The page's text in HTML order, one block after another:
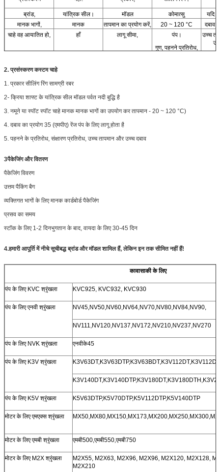
ब्रांड, यांत्रिक सील। मॉडल कोमात्सु
यदि
मानक भागों,
मानक तापमान का प्रयोग करें, 20 ~ 120 °C
दबाव
चाहे वह आयातित हो,
हाँ लागू सीमा,
पंप।
गुण, पहनने प्रतिरोध,
उच्च
2. प्रसंस्करण कस्टम चाहे
1. प्रकार सीलिंग रिंग सामग्री रबर
2- क्रिया शाफ्ट के यांत्रिक सील मॉडल पर्वत नदी बुद्धि है
3. नमूने या स्पॉट स्पॉट चाहे मानक मानक भागों का उपयोग कर तापमान - 20 ~ 120 °C)
4. दबाव का प्रयोग 35 (एमपीए) रेंज पंप के लिए लागू होता है
5. पहनने के प्रतिरोध, संक्षारण प्रतिरोध, उच्च तापमान और उच्च दबाव
3पैकेजिंग और वितरण
पैकेजिंग विवरण
उत्तम पैकिंग बैग
व्यक्तिगत भागों के लिए मानक कार्डबोर्ड पैकेजिंग
प्रसव का समय
स्टॉक के लिए 1-2 दिनभुगतान के बाद, वायदा के लिए 30-45 दिन
4.हमारी आपूर्ति में नीचे सूचीबद्ध ब्रांड और मॉडल शामिल हैं, लेकिन इन तक सीमित नहीं हैं!
कावासाकी के लिए
पंप के लिए KVC श्रृंखला KVC925, KVC932, KVC930
पंप के लिए एनवी श्रृंखला NV45,NV50,NV60,NV64,NV70,NV80,NV84,NV90,
NV111,NV120,NV137,NV172,NV210,NV237,NV270
पंप के लिए NVK श्रृंखला एनवीके45
पंप के लिए K3V श्रृंखला
पंप के लिए K5V श्रृंखला K5V63DTP,K5V70DTP,K5V112DTP,K5V140DTP
मोटर के लिए एमएक्स श्रृंखला
मोटर के लिए एमबी श्रृंखला एमबी500,एमबी550,एमबी750
मोटर के लिए M2X श्रृंखला
M2X55, M2X63, M2X96, M2X96, M2X120, M2X128,
M2X210